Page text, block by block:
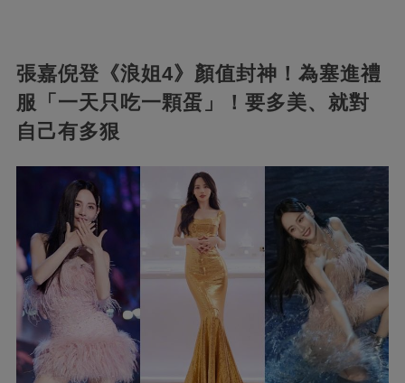
張嘉倪登《浪姐4》顏值封神！為塞進禮
服「一天只吃一顆蛋」！要多美、就對
自己有多狠